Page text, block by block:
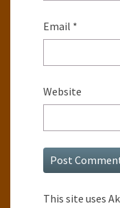
Email *
Website
This site uses